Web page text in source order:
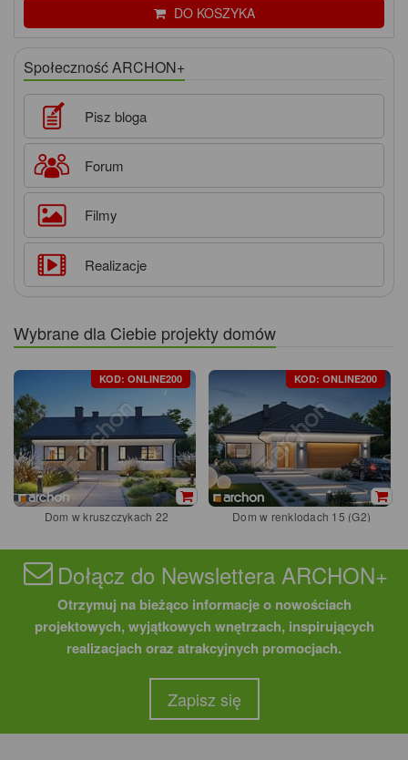
DO KOSZYKA
Społeczność ARCHON+
Pisz bloga
Forum
Filmy
Realizacje
Wybrane dla Ciebie projekty domów
KOD: ONLINE200
Dom w kruszczykach 22
KOD: ONLINE200
Dom w renklodach 15 (G2)
Dołącz do Newslettera ARCHON+
Otrzymuj na bieżąco informacje o nowościach
projektowych, wyjątkowych wnętrzach, inspirujących
realizacjach oraz atrakcyjnych promocjach.
Zapisz się